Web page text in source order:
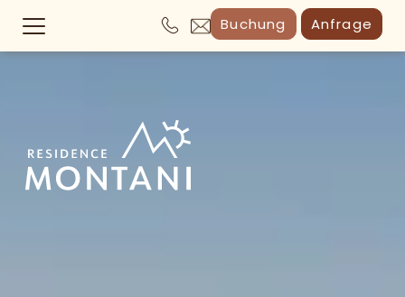
Buchung Anfrage